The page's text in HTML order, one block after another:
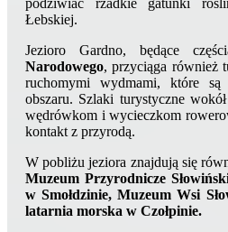
Łebskiej.
Jezioro Gardno, będące
Narodowego, przyciąga również
ruchomymi wydmami, które są
obszaru. Szlaki turystyczne
wędrówkom i wycieczkom
kontakt z przyrodą.
W pobliżu jeziora znajdują się
Muzeum Przyrodnicze
w Smołdzinie, Muzeum Wsi
latarnia morska w Czołpinie.